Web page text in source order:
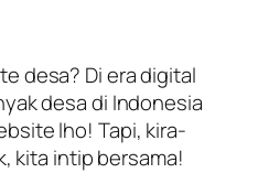
desa? Di era digital
desa di Indonesia
lho! Tapi, kira-
kita intip bersama!